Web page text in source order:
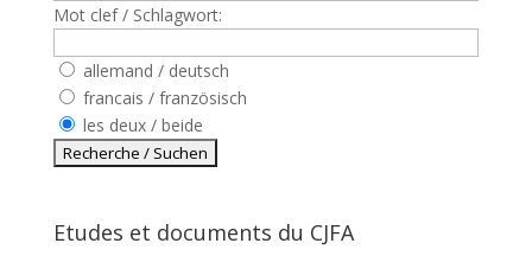
Mot clef / Schlagwort:
allemand / deutsch
francais / französisch
les deux / beide
Etudes et documents du CJFA